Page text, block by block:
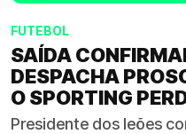
FUTEBOL
SAÍDA
DESPACHA
O SPORTING
Presidente dos leões